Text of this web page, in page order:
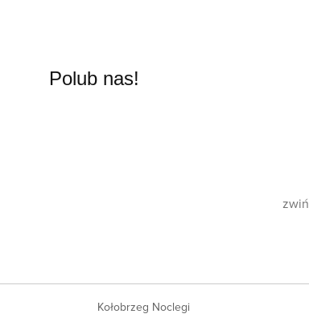
Polub nas!
zwiń
Kołobrzeg Noclegi